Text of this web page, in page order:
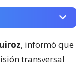
, informó que
transversal